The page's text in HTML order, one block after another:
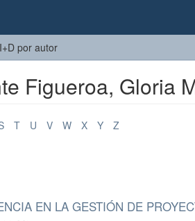
por autor
Figueroa, Gloria
T U V W X Y
Z
EN LA GESTIÓN DE